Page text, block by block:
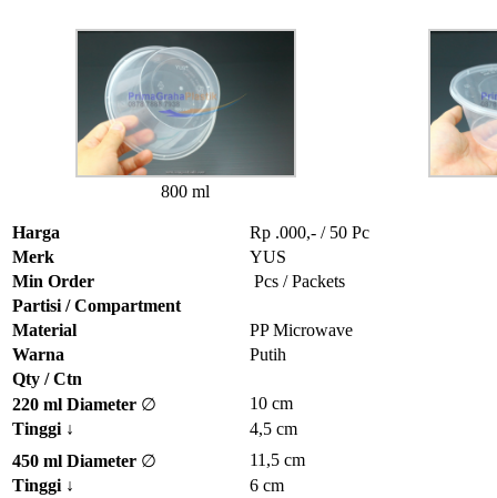
800 ml
Harga
Rp .000,- / 50 Pc
Merk
YUS
Min Order
Pcs / Packets
Partisi / Compartment
Material
PP Microwave
Warna
Putih
Qty / Ctn
220 ml Diameter ∅
10 cm
Tinggi ↓
4,5 cm
450 ml Diameter ∅
11,5 cm
Tinggi ↓
6 cm